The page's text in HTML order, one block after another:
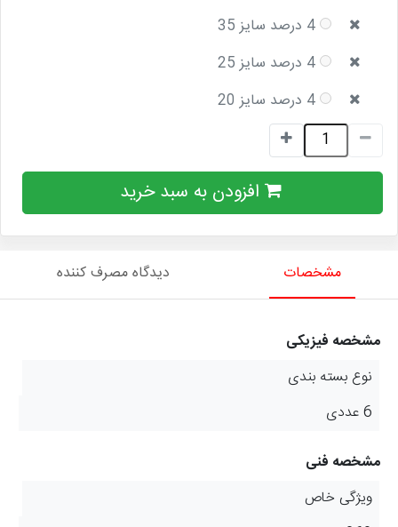
مشخصات دیدگاه مصرف کننده
مشخصه فیزیکی
نوع بسته بندی
6 عددی
مشخصه فنی
ویژگی خاص